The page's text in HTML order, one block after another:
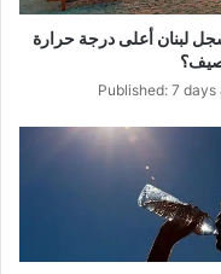
لبنان أعلى درجة حرارة
Published: 7 days